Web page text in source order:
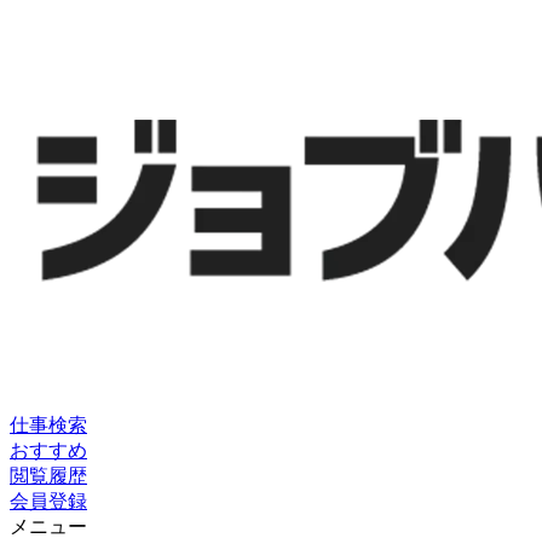
仕事検索
おすすめ
閲覧履歴
会員登録
メニュー